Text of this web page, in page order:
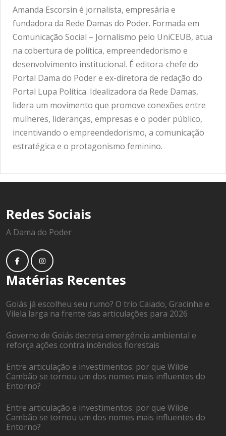
Amanda Escorsin é jornalista, empresária e
fundadora da Rede Damas do Poder. Formada em
Comunicação Social – Jornalismo pelo UniCEUB, atua
na cobertura de política, empreendedorismo e
desenvolvimento institucional. É editora-chefe do
Portal Dama do Poder e ex-diretora de redação do
Portal Lupa Política. Idealizadora da Rede Damas,
lidera um movimento que promove conexões entre
mulheres, lideranças, empresas e o poder público,
incentivando o empreendedorismo, a comunicação
estratégica e o protagonismo feminino.
Redes Sociais
A Dama do Poder
Matérias Recentes
Goiás já escolheu seu rumo? O trio Caiado, Gracinha e
Vilela larga na frente das articulações para 2026
Governo de Goiás decreta emergência ambiental e
reforça ações contra incêndios florestais
Entre articulação e investimentos: por que Wilde
Cambão se tornou um dos nomes mais influentes do
Entorno?
Entre articulação e investimentos: por que Wilde
Cambão se tornou um dos nomes mais influentes do
Entorno?